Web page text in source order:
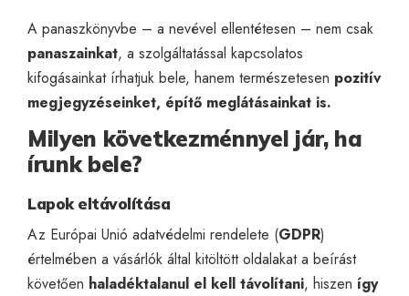
A panaszkönyvbe – a nevével ellentétesen – nem csak
panaszainkat, a szolgáltatással kapcsolatos
kifogásainkat írhatjuk bele, hanem természetesen pozitív
megjegyzéseinket, építő meglátásainkat is.
Milyen következménnyel jár, ha
írunk bele?
Lapok eltávolítása
Az Európai Unió adatvédelmi rendelete (GDPR)
értelmében a vásárlók által kitöltött oldalakat a beírást
követően haladéktalanul el kell távolítani, hiszen így